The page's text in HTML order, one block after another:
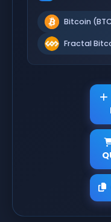
Bitcoin
Fractal